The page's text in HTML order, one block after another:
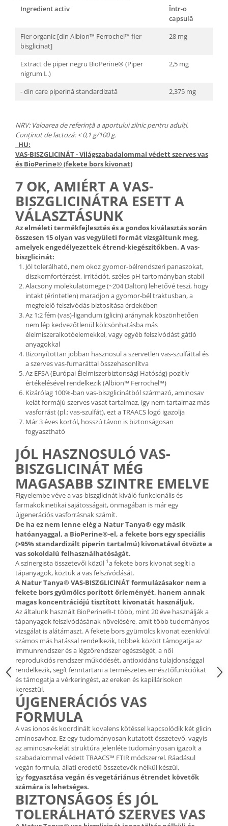
Ingredient activ
Într-o
capsulă
Fier organic [din Albion™ Ferrochel™ fier
bisglicinat]
28 mg
Extract de piper negru BioPerine® (Piper
nigrum L.)
2,5 mg
- din care piperină standardizată 2,375 mg
NRV: Valoarea de referință a aportului zilnic pentru adulți.
Conținut de lactoză: < 0,1 g/100 g.
HU:
VAS-BISZGLICINÁT - Világszabadalommal védett szerves vas
és BioPerine® (fekete bors kivonat)
7 OK, AMIÉRT A VAS-
BISZGLICINÁTRA ESETT A
VÁLASZTÁSUNK
Az elméleti termékfejlesztés és a gondos kiválasztás során
összesen 15 olyan vas vegyületi formát vizsgáltunk meg,
amelyek engedélyezettek étrend-kiegészítőkben. A vas-
biszglicinát:
Jól tolerálható, nem okoz gyomor-bélrendszeri panaszokat,
diszkomfortérzést, irritációt, széles pH tartományban stabil
Alacsony molekulatömege (~204 Dalton) lehetővé teszi, hogy
intakt (érintetlen) maradjon a gyomor-bél traktusban, a
megfelelő felszívódás biztosítása érdekében
Az 1:2 fém (vas)-ligandum (glicin) aránynak köszönhetően
nem lép kedvezőtlenül kölcsönhatásba más
élelmiszeralkotóelemekkel, vagy egyéb felszívódást gátló
anyagokkal
Bizonyítottan jobban hasznosul a szervetlen vas-szulfáttal és
a szerves vas-fumaráttal összehasonlítva
Az EFSA (Európai Élelmiszerbiztonsági Hatóság) pozitív
értékelésével rendelkezik (Albion™ Ferrochel™)
Kizárólag 100%-ban vas-biszglicinátból származó, aminosav
kelát formájú szerves vasat tartalmaz, így nem tartalmaz más
vasforrást (pl.: vas-szulfát), ezt a TRAACS logó igazolja
Már 3 éves kortól, hosszú távon is biztonságosan
fogyasztható
JÓL HASZNOSULÓ VAS-
BISZGLICINÁT MÉG
MAGASABB SZINTRE EMELVE
Figyelembe véve a vas-biszglicinát kiváló funkcionális és
farmakokinetikai sajátosságait, önmagában is már egy
újgenerációs vasforrásnak számít.
De ha ez nem lenne elég a Natur Tanya® egy másik
hatóanyaggal, a BioPerine®-el, a fekete bors egy speciális
(>95% standardizált piperin tartalmú) kivonatával ötvözte a
vas sokoldalú felhasználhatóságát.
A szinergista összetevői közül 1a fekete bors kivonat segíti a
tápanyagok, köztük a vas felszívódását.
A Natur Tanya® VAS-BISZGLICINÁT formulázásakor nem a
fekete bors gyümölcs porított őrleményét, hanem annak
magas koncentrációjú tisztított kivonatát használjuk.
Az általunk használt BioPerine®-t több, mint 20 éve használják a
tápanyagok felszívódásának növelésére, amit több tudományos
vizsgálat is alátámaszt. A fekete bors gyümölcs kivonat ezenkívül
számos más hatással rendelkezik, többek között támogatja az
immunrendszer és a légzőrendszer egészségét, a női
reprodukciós rendszer működését, antioxidáns tulajdonsággal
rendelkezik, segít fenntartani a természetes emésztőfunkciókat
és támogatja a vérkeringést, az ereken és kapillárisokon
keresztül.
ÚJGENERÁCIÓS VAS
FORMULA
A vas ionos és koordinált kovalens kötéssel kapcsolódik két glicin
aminosavhoz. Ez egy tudományosan kutatott összetevő, vagyis
az aminosav-kelát struktúra jelenléte tudományosan igazolt a
szabadalommal védett TRAACS™ FTIR módszerrel. Ráadásul
vegán formula, állati eredetű összetevők nélkül készül,
ígyfogyasztása vegán és vegetáriánus étrendet követők
számára is lehetséges.
BIZTONSÁGOS ÉS JÓL
TOLERÁLHATÓ SZERVES VAS